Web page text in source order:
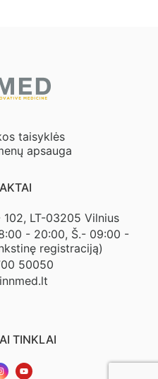
taisyklės
apsauga
LT-03205 Vilnius
- 20:00, Š.- 09:00 -
registraciją)
50050
TINKLAI